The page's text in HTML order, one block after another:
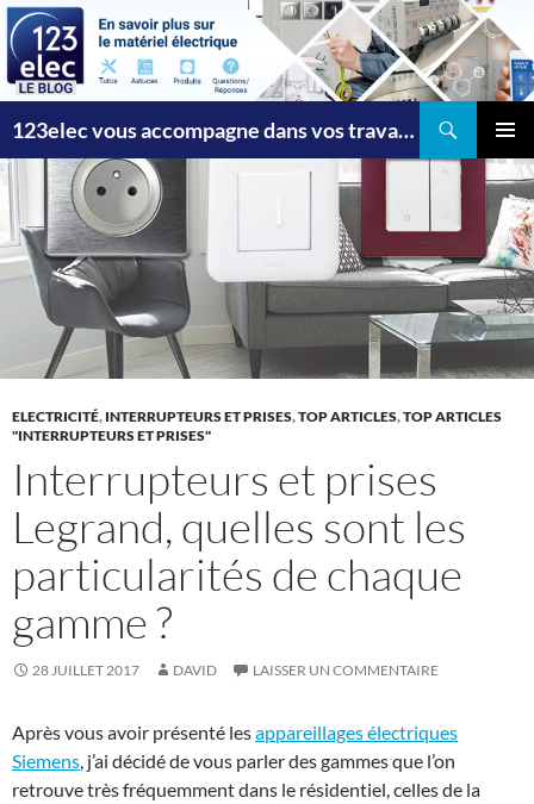
123elec vous accompagne dans vos travaux
MENU
AU
CONTENU
ELECTRICITÉ, INTERRUPTEURS ET PRISES,TOP ARTICLES,TOP ARTICLES
"INTERRUPTEURS ET PRISES"
Interrupteurs et prises
Legrand, quelles sont les
particularités de chaque
gamme ?
28 JUILLET 2017 DAVID LAISSER UN COMMENTAIRE
Après vous avoir présenté lesappareillages électriques
Siemens, j’ai décidé de vous parler des gammes que l’on
retrouve très fréquemment dans le résidentiel, celles de la